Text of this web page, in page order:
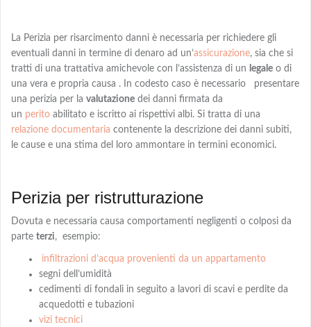
La Perizia per risarcimento danni è necessaria per richiedere gli
eventuali danni in termine di denaro ad un’assicurazione, sia che si
tratti di una trattativa amichevole con l’assistenza di un legale o di
una vera e propria causa . In codesto caso è necessario presentare
una perizia per la valutazione dei danni firmata da
un perito abilitato e iscritto ai rispettivi albi. Si tratta di una
relazione documentaria contenente la descrizione dei danni subiti,
le cause e una stima del loro ammontare in termini economici.
Perizia per ristrutturazione
Dovuta e necessaria causa comportamenti negligenti o colposi da
parte terzi, esempio:
infiltrazioni d’acqua provenienti da un appartamento
segni dell’umidità
cedimenti di fondali in seguito a lavori di scavi e perdite da
acquedotti e tubazioni
vizi tecnici